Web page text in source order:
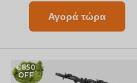
Αγορά τώρα
€850
OFF